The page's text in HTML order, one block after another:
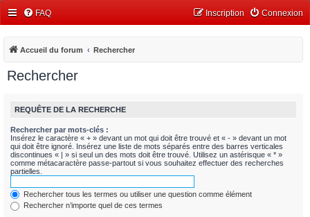
FAQ Connexion
Inscription
Accueil du forum Rechercher
Rechercher
REQUÊTE DE LA RECHERCHE
Rechercher par mots-clés :
Insérez le caractère « + » devant un mot qui doit être trouvé et « - » devant un mot
qui doit être ignoré. Insérez une liste de mots séparés entre des barres verticales
discontinues « | » si seul un des mots doit être trouvé. Utilisez un astérisque « * »
comme métacaractère passe-partout si vous souhaitez effectuer des recherches
partielles.
Rechercher tous les termes ou utiliser une question comme élément
Rechercher n’importe quel de ces termes